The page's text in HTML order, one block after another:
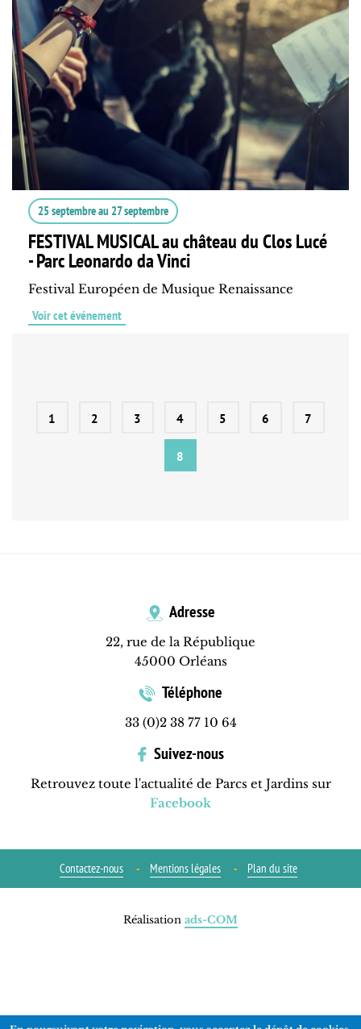
25 septembreau 27 septembre
FESTIVAL MUSICAL au château du Clos Lucé
- Parc Leonardo da Vinci
Festival Européen de Musique Renaissance
Voir cet événement
1 2 3 4 5 6 7
8
Adresse
22, rue de la République
45000 Orléans
Téléphone
33 (0)2 38 77 10 64
Suivez-nous
Retrouvez toute l'actualité de Parcs et Jardins sur
Facebook
Contactez-nous Mentions légales Plan du site
Réalisation ads-COM